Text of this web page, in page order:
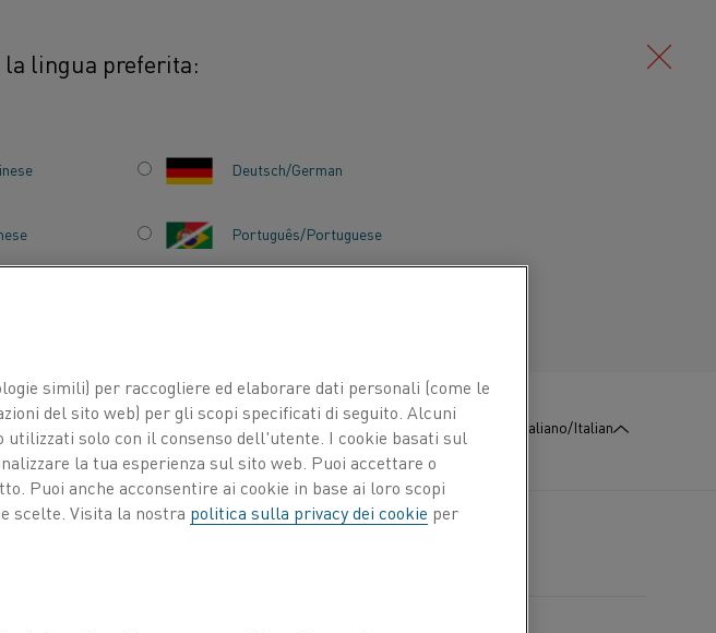
la lingua preferita:
Deutsch/German
Português/Portuguese
DELLE CONOSCENZE : Contattaci Italiano/Italian
simili) per raccogliere ed elaborare dati personali (come le
del sito web) per gli scopi specificati di seguito. Alcuni
solo con il consenso dell'utente. I cookie basati sul
la tua esperienza sul sito web. Puoi accettare o
Puoi anche acconsentire ai cookie in base ai loro scopi
scelte. Visita la nostra politica sulla privacy dei cookie per